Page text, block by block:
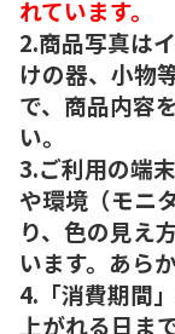
れています。
2.商品写真は
けの器、小物
で、商品内容
い。
3.ご利用の端
や環境（モニ
り、色の見え
います。あら
4.「消費期間
上がれる日ま